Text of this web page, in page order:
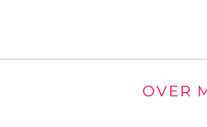
OVER